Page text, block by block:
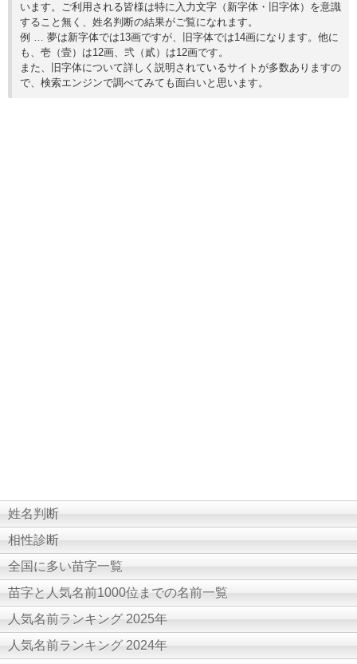
います。ご利用される皆様は特に入力文字（新字体・旧字体）を意識
すること無く、姓名判断の結果がご覧になれます。
例 … 夢は新字体では13画ですが、旧字体では14画になります。他に
も、壱（壹）は12画、弐（貳）は12画です。
また、旧字体について詳しく説明されているサイトが多数ありますの
で、検索エンジンで調べてみても面白いと思います。
姓名判断
相性診断
全国に多い苗字一覧
苗字と人気名前1000位までの名前一覧
人気名前ランキング 2025年
人気名前ランキング 2024年